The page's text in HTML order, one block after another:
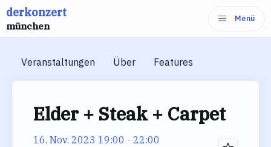
Zum
Inhalt
derkonzert
münchen
Menü
Veranstaltungen Über Features
Elder + Steak + Carpet
16. Nov. 2023 19:00 - 22:00